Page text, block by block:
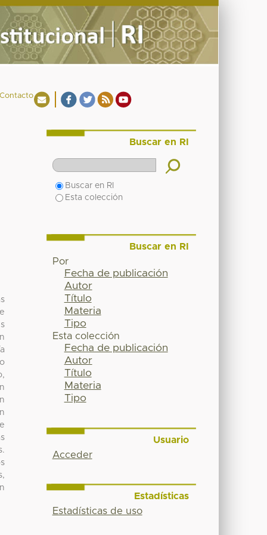
Buscar en RI
Buscar en RI
Esta colección
Buscar en RI
Por
Fecha de publicación
Autor
Título
Materia
Tipo
Esta colección
Fecha de publicación
Autor
Título
Materia
Tipo
Usuario
Acceder
Estadísticas
Estadísticas de uso